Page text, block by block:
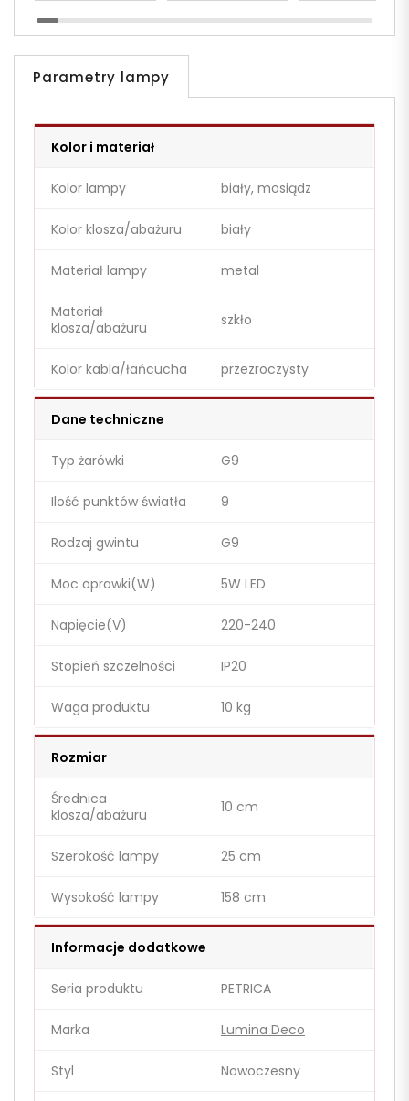
Parametry lampy
Kolor i materiał
Kolor lampy biały, mosiądz
Kolor klosza/abażuru biały
Materiał lampy metal
Materiał
klosza/abażuru
szkło
Kolor kabla/łańcucha przezroczysty
Dane techniczne
Typ żarówki G9
Ilość punktów światła 9
Rodzaj gwintu G9
Moc oprawki(W) 5W LED
Napięcie(V) 220-240
Stopień szczelności IP20
Waga produktu 10 kg
Rozmiar
Średnica
klosza/abażuru
10 cm
Szerokość lampy 25 cm
Wysokość lampy 158 cm
Informacje dodatkowe
Seria produktu PETRICA
Marka Lumina Deco
Styl Nowoczesny